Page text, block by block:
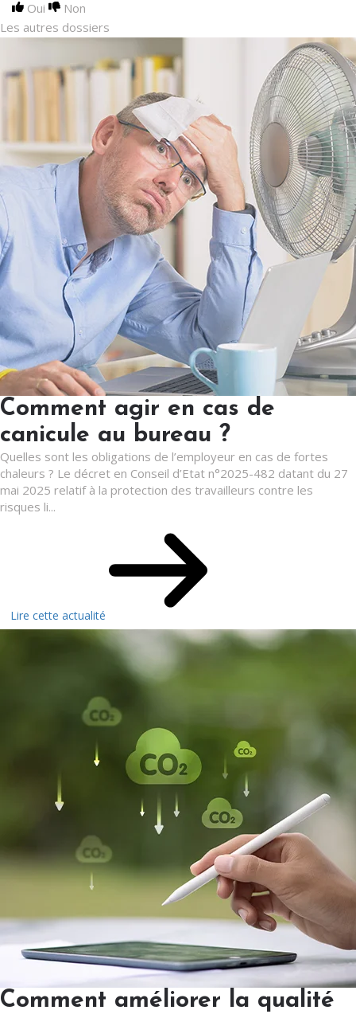
Oui
Non
Les autres dossiers
Comment agir en cas de
canicule au bureau ?
Quelles sont les obligations de l’employeur en cas de fortes
chaleurs ? Le décret en Conseil d’Etat n°2025-482 datant du 27
mai 2025 relatif à la protection des travailleurs contre les
risques li...
Lire cette actualité
Comment améliorer la qualité